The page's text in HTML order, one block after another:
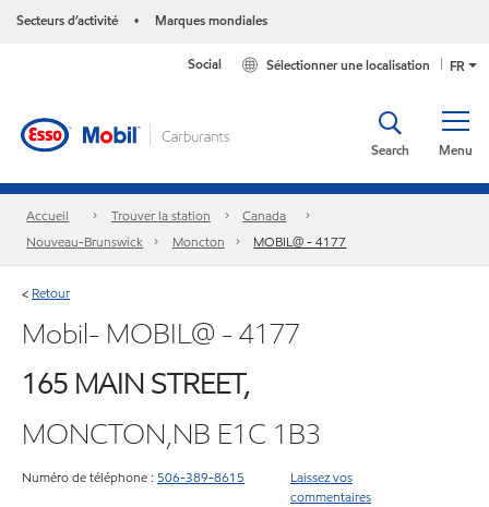
Secteurs d’activité • Marques mondiales
FR
Sélectionner une localisation
Social
Menu
Search
Accueil Trouver la station
Canada
Nouveau-Brunswick
Moncton MOBIL@ - 4177
< Retour
Mobil- MOBIL@ - 4177
165 MAIN STREET,
MONCTON,NB E1C 1B3
Numéro de téléphone : 506-389-8615
Laissez vos
commentaires